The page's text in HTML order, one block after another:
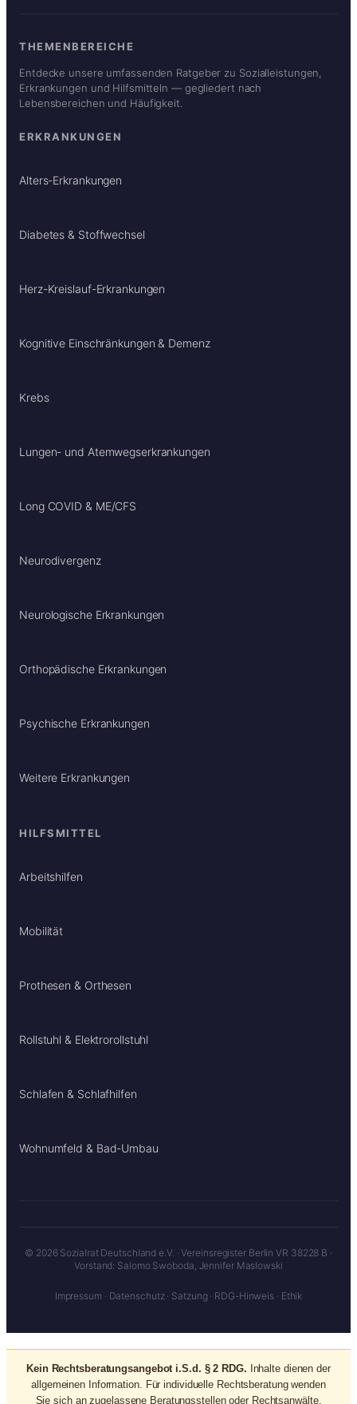
THEMENBEREICHE
Entdecke unsere umfassenden Ratgeber zu Sozialleistungen,
Erkrankungen und Hilfsmitteln — gegliedert nach
Lebensbereichen und Häufigkeit.
ERKRANKUNGEN
Alters-Erkrankungen
Diabetes & Stoffwechsel
Herz-Kreislauf-Erkrankungen
Kognitive Einschränkungen & Demenz
Krebs
Lungen- und Atemwegserkrankungen
Long COVID & ME/CFS
Neurodivergenz
Neurologische Erkrankungen
Orthopädische Erkrankungen
Psychische Erkrankungen
Weitere Erkrankungen
HILFSMITTEL
Arbeitshilfen
Mobilität
Prothesen & Orthesen
Rollstuhl & Elektrorollstuhl
Schlafen & Schlafhilfen
Wohnumfeld & Bad-Umbau
© 2026 Sozialrat Deutschland e.V. · Vereinsregister Berlin VR 38228 B ·
Vorstand: Salomo Swoboda, Jennifer Maslowski
Impressum · Datenschutz· Satzung · RDG-Hinweis · Ethik
Kein Rechtsberatungsangebot i.S.d. § 2 RDG. Inhalte dienen der
allgemeinen Information. Für individuelle Rechtsberatung wenden
Sie sich an zugelassene Beratungsstellen oder Rechtsanwälte.